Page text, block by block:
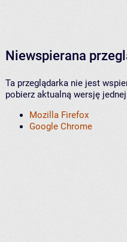
Niewspierana
Ta przeglądarka nie jest
pobierz aktualną wersję
Mozilla Firefox
Google Chrome